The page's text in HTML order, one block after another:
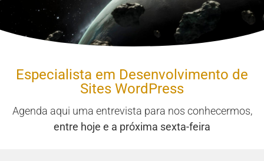
Especialista em Desenvolvimento de
Sites WordPress
Agenda aqui uma entrevista para nos conhecermos,
entre hoje e a próxima sexta-feira